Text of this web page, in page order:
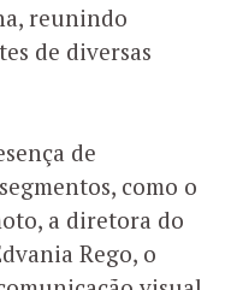
reunindo
de diversas
de
como o
a diretora do
Rego, o